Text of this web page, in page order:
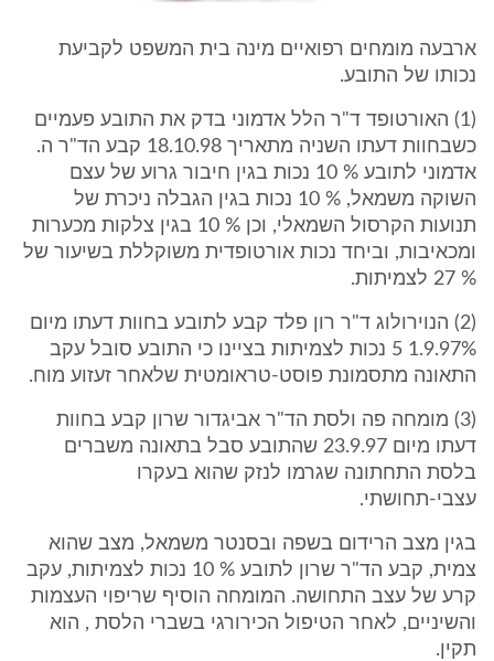
ארבעה מומחים רפואיים מינה בית המשפט לקביעת
נכותו של התובע.
(1) האורטופד ד"ר הלל אדמוני בדק את התובע פעמיים
כשבחוות דעתו השניה מתאריך 18.10.98 קבע הד"ר ה.
אדמוני לתובע % 10 נכות בגין חיבור גרוע של עצם
השוקה משמאל, % 10 נכות בגין הגבלה ניכרת של
תנועות הקרסול השמאלי, וכן % 10 בגין צלקות מכערות
ומכאיבות, וביחד נכות אורטופדית משוקללת בשיעור של
% 27 לצמיתות.
(2) הנוירולוג ד"ר רון פלד קבע לתובע בחוות דעתו מיום
1.9.97% 5 נכות לצמיתות בציינו כי התובע סובל עקב
התאונה מתסמונת פוסט-טראומטית שלאחר זעזוע מוח.
(3) מומחה פה ולסת הד"ר אביגדור שרון קבע בחוות
דעתו מיום 23.9.97 שהתובע סבל בתאונה משברים
בלסת התחתונה שגרמו לנזק שהוא בעקרו
עצבי-תחושתי.
בגין מצב הרידום בשפה ובסנטר משמאל, מצב שהוא
צמית, קבע הד"ר שרון לתובע % 10 נכות לצמיתות, עקב
קרע של עצב התחושה. המומחה הוסיף שריפוי העצמות
והשיניים, לאחר הטיפול הכירורגי בשברי הלסת , הוא
תקין.